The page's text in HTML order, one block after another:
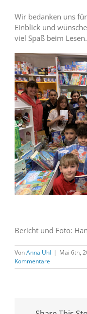
Wir bedanken uns
Einblick und
viel Spaß beim Lesen.
Bericht und Foto:
VonAnna Uhl | Mai 6th,
Kommentare